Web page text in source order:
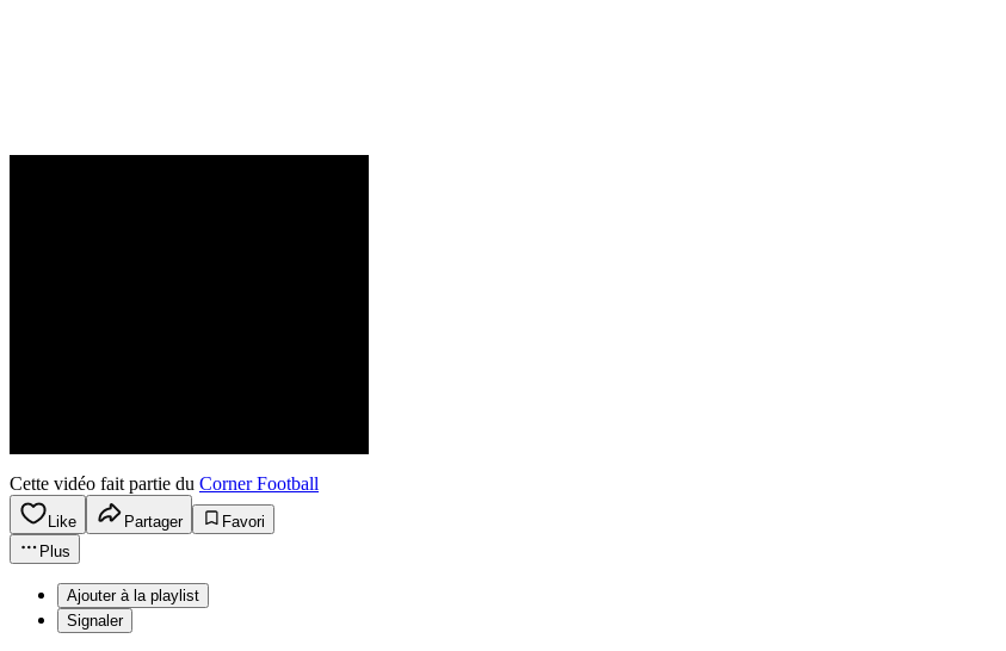
Cette vidéo fait partie du Corner Football
Like Partager
Favori
Plus
Ajouter à la playlist
Signaler